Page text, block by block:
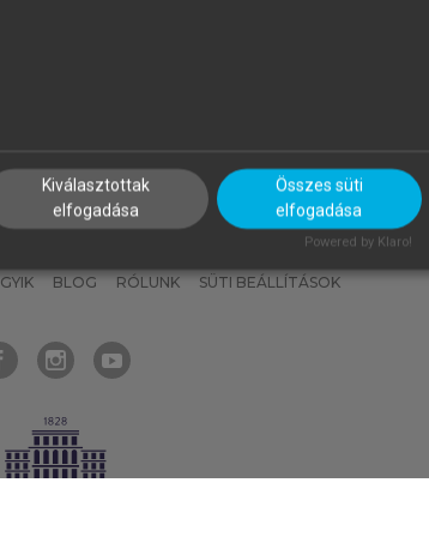
MI – ÁLTALÁNOS IRÁNYELVEK
GYIK BLOG RÓLUNK SÜTI BEÁLLÍTÁSOK
Kiválasztottak
elfogadása
Összes süti
elfogadása
Powered by Klaro!